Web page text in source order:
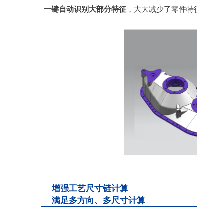
一键自动识别大部分特征 ，大大减少了零件
增强工艺尺寸链计算
满足多方向、多尺寸计算